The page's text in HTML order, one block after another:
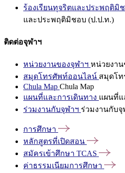
ร้องเรียนทุจริตและประพฤติมิ
และประพฤติมิชอบ (ป.ป.ท.)
ติดต่อจุฬาฯ
หน่วยงานของจุฬาฯ หน่วยงา
สมุดโทรศัพท์ออนไลน์ สมุดโ
Chula Map Chula Map
แผนที่และการเดินทาง แผนที่แ
ร่วมงานกับจุฬาฯ ร่วมงานกับจุ
การศึกษา
หลักสูตรที่เปิดสอน
สมัครเข้าศึกษา TCAS
ค่าธรรมเนียมการศึกษา